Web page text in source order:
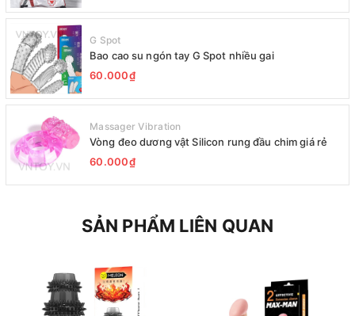
G Spot
Bao cao su ngón tay G Spot nhiều gai
60.000₫
Massager Vibration
Vòng đeo dương vật Silicon rung đầu chim giá rẻ
60.000₫
SẢN PHẨM LIÊN QUAN